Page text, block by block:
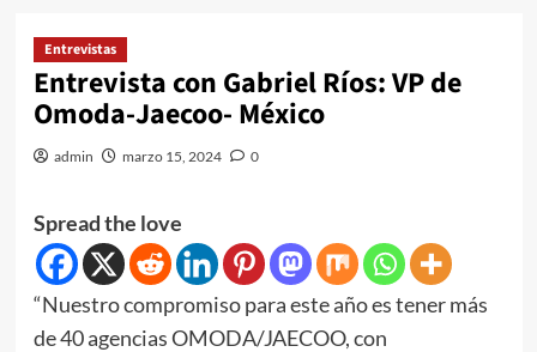
Entrevistas
Entrevista con Gabriel Ríos: VP de
Omoda-Jaecoo- México
admin marzo 15, 2024 0
Spread the love
“Nuestro compromiso para este año es tener más
de 40 agencias OMODA/JAECOO, con